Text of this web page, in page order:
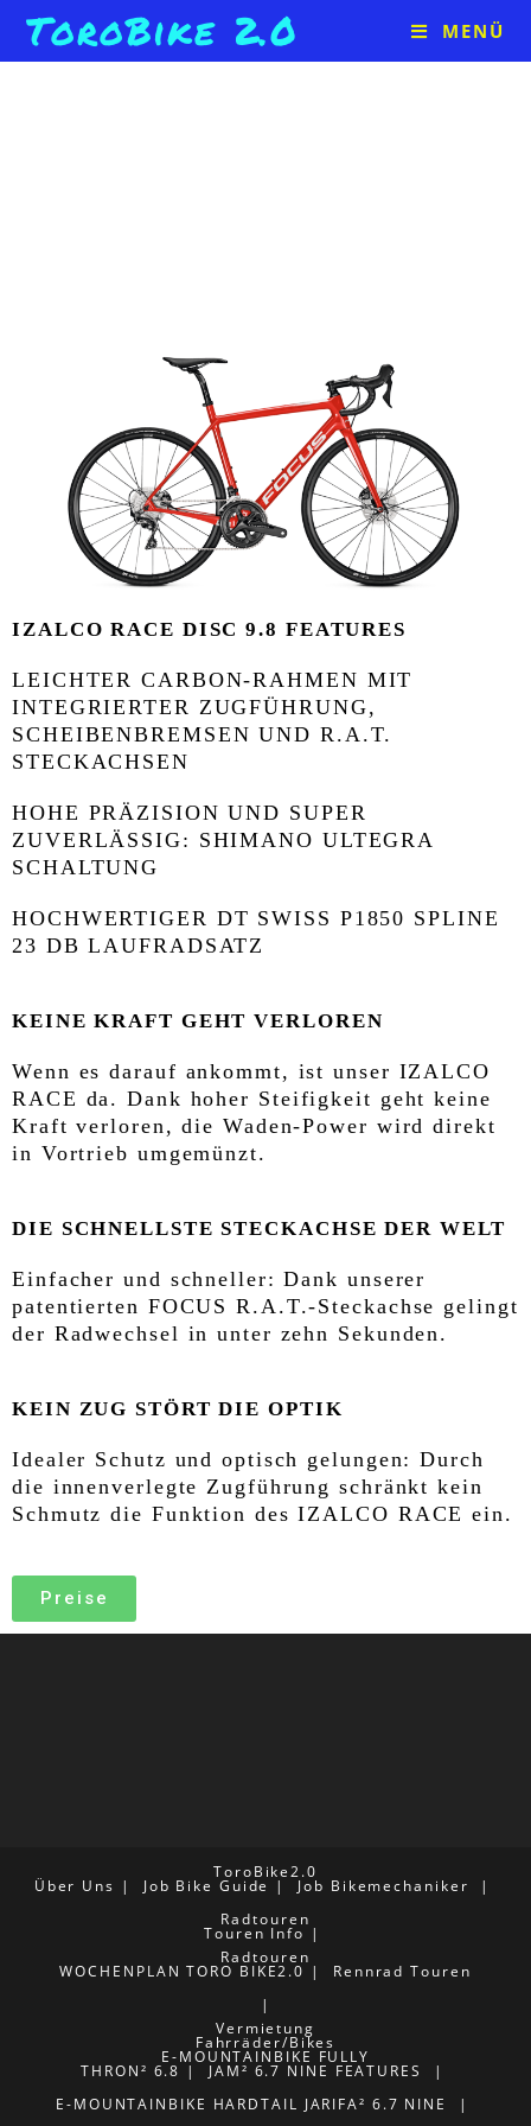
ToroBike 2.0 MENÜ
IZALCO RACE DISC 9.8 FEATURES
LEICHTER CARBON-RAHMEN MIT
INTEGRIERTER ZUGFÜHRUNG,
SCHEIBENBREMSEN UND R.A.T.
STECKACHSEN
HOHE PRÄZISION UND SUPER
ZUVERLÄSSIG: SHIMANO ULTEGRA
SCHALTUNG
HOCHWERTIGER DT SWISS P1850 SPLINE
23 DB LAUFRADSATZ
KEINE KRAFT GEHT VERLOREN
Wenn es darauf ankommt, ist unser IZALCO
RACE da. Dank hoher Steifigkeit geht keine
Kraft verloren, die Waden-Power wird direkt
in Vortrieb umgemünzt.
DIE SCHNELLSTE STECKACHSE DER WELT
Einfacher und schneller: Dank unserer
patentierten FOCUS R.A.T.-Steckachse gelingt
der Radwechsel in unter zehn Sekunden.
KEIN ZUG STÖRT DIE OPTIK
Idealer Schutz und optisch gelungen: Durch
die innenverlegte Zugführung schränkt kein
Schmutz die Funktion des IZALCO RACE ein.
Preise
ToroBike2.0
Über Uns Job Bike Guide
Job Bikemechaniker
Radtouren
Touren Info
Radtouren
WOCHENPLAN TORO BIKE2.0 Rennrad Touren
Vermietung
Fahrräder/Bikes
E-MOUNTAINBIKE FULLY
THRON² 6.8
JAM² 6.7 NINE FEATURES
E-MOUNTAINBIKE HARDTAIL JARIFA² 6.7 NINE